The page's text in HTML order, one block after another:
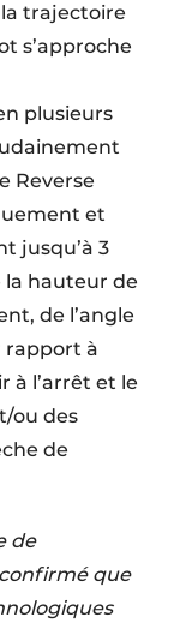
trajectoire
s’approche
plusieurs
Reverse
et
jusqu’à 3
la hauteur de
de l’angle
rapport à
à l’arrêt et le
ou des
de
de
que